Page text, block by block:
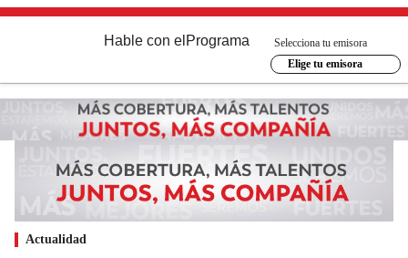
Hable con el Programa
Selecciona tu emisora
Elige tu emisora
Actualidad